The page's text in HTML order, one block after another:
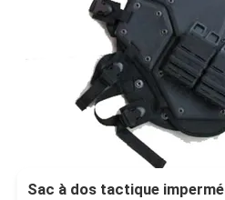
Sac à dos tactique